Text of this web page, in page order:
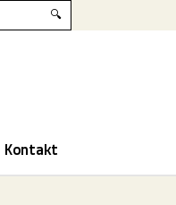
🔍
Kontakt